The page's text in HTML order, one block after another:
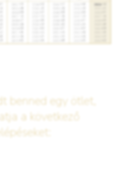
benned egy ötlet,
a következő